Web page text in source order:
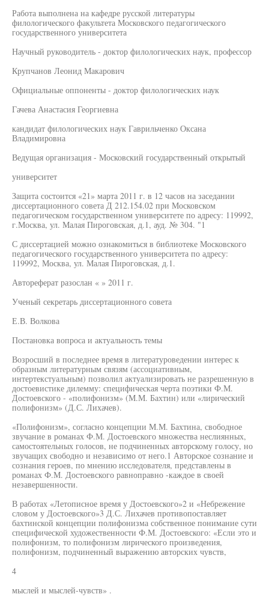
Работа выполнена на кафедре русской литературы
филологического факультета Московского педагогического
государственного университета
Научный руководитель - доктор филологических наук, профессор
Крупчанов Леонид Макарович
Официальные оппоненты - доктор филологических наук
Гачева Анастасия Георгиевна
кандидат филологических наук Гаврильченко Оксана
Владимировна
Ведущая организация - Московский государственный открытый
университет
Защита состоится «21» марта 2011 г. в 12 часов на заседании
диссертационного совета Д 212.154.02 при Московском
педагогическом государственном университете по адресу: 119992,
г.Москва, ул. Малая Пироговская, д.1, ауд. № 304. "1
С диссертацией можно ознакомиться в библиотеке Московского
педагогического государственного университета по адресу:
119992, Москва, ул. Малая Пироговская, д.1.
Автореферат разослан « » 2011 г.
Ученый секретарь диссертационного совета
Е.В. Волкова
Постановка вопроса и актуальность темы
Возросший в последнее время в литературоведении интерес к
образным литературным связям (ассоциативным,
интертекстуальным) позволил актуализировать не разрешенную в
достоевистике дилемму: специфическая черта поэтики Ф.М.
Достоевского - «полифонизм» (М.М. Бахтин) или «лирический
полифонизм» (Д.С. Лихачев).
«Полифонизм», согласно концепции М.М. Бахтина, свободное
звучание в романах Ф.М. Достоевского множества неслиянных,
самостоятельных голосов, не подчиненных авторскому голосу, но
звучащих свободно и независимо от него.1 Авторское сознание и
сознания героев, по мнению исследователя, представлены в
романах Ф.М. Достоевского равноправно -каждое в своей
незавершенности.
В работах «Летописное время у Достоевского»2 и «Небрежение
словом у Достоевского»3 Д.С. Лихачев противопоставляет
бахтинской концепции полифонизма собственное понимание сути
специфической художественности Ф.М. Достоевского: «Если это и
полифонизм, то полифонизм лирического произведения,
полифонизм, подчиненный выражению авторских чувств,
4
мыслей и мыслей-чувств» .